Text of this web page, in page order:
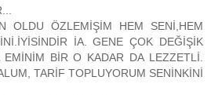
OLDU ÖZLEMİŞİM HEM SENİ,HEM
İA. GENE ÇOK DEĞİŞİK
EMİNİM BİR O KADAR DA LEZZETLİ.
TARİF TOPLUYORUM SENİNKİNİ